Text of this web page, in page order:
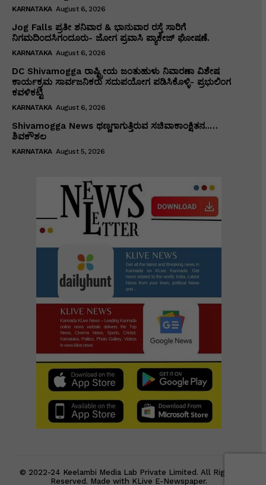
KARNATAKA August 6, 2026
Jog Falls ಪ್ರತೀ ಶನಿವಾರ & ಭಾನುವಾರ ರಸ್ತೆ ಸಾರಿಗೆ
ನಿಗಮದಿಂದಸಿಗಂದೂರು- ಜೋಗ ಪ್ರವಾಸಿ ಪ್ಯಾಕೇಜ್ ಘೋಷಣೆ.
KARNATAKA August 6, 2026
DC Shivamogga ರಾಷ್ಟ್ರೀಯ ಜಂತುಹುಳು ನಿವಾರಣಾ ವಿಶೇಷ
ಕಾರ್ಯಕ್ರಮ ಸಾರ್ವಜನಿಕರು ಸದುಪಯೋಗ ಪಡಿಸಿಕೊಳ್ಳಿ- ಪ್ರಭುಲಿಂಗ
ಕವಳಿಕಟ್ಟಿ
KARNATAKA August 6, 2026
Shivamogga News ಥಣ್ಣಗಾಗುತ್ತಿರುವ ಸಚಿವಾಕಾಂಕ್ಷಿತನ..…
ಶಿವಕೌಶಲ
KARNATAKA August 5, 2026
© 2022-24 Keelambi Media Lab Private Limited. All Rights
Reserved. Made with KLive E-Newspaper.